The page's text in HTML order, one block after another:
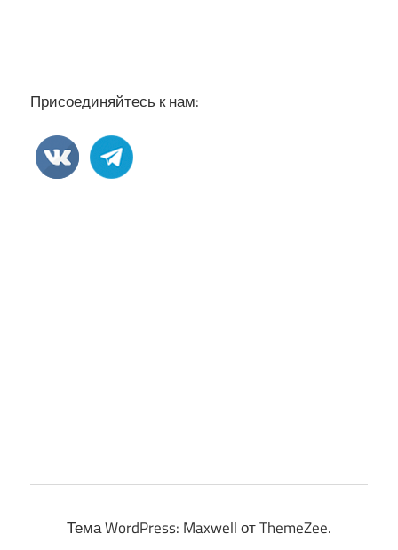
Присоединяйтесь к нам:
Тема WordPress: Maxwell от ThemeZee.